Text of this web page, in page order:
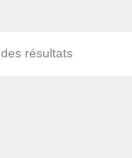
résultats